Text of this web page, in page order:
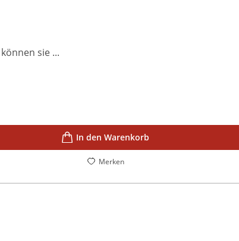
sie ...
In den Warenkorb
Merken